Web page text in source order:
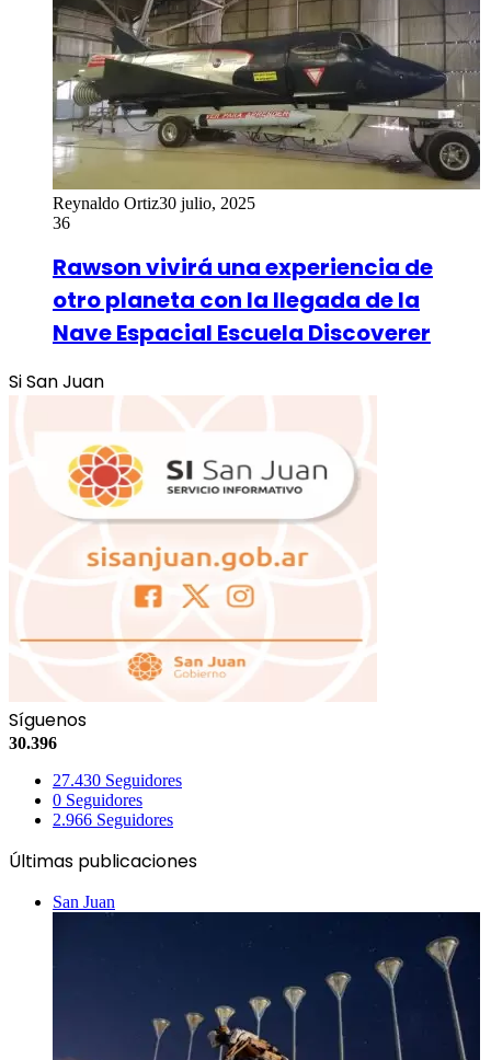
Reynaldo Ortiz30 julio, 2025
36
Rawson vivirá una experiencia de
otro planeta con la llegada de la
Nave Espacial Escuela Discoverer
Si San Juan
Síguenos
30.396
27.430 Seguidores
0 Seguidores
2.966 Seguidores
Últimas publicaciones
San Juan